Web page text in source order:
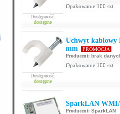
Dostępność:
dostępne
Opakowanie 100 szt.
Dostępność:
dostępne
Uchwyt kablowy
mm
PROMOCJA
Producent: brak
Opakowanie 100 szt.
SparkLAN
Producent: SparkLAN